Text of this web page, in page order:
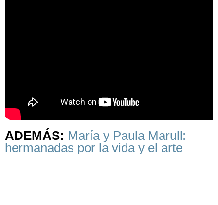
ADEMÁS: María y Paula Marull:
hermanadas por la vida y el arte